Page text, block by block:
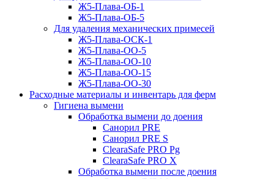
Ж5-Плава-ОБ-1
Ж5-Плава-ОБ-5
Для удаления механических примесей
Ж5-Плава-ОСК-1
Ж5-Плава-ОО-5
Ж5-Плава-ОО-10
Ж5-Плава-ОО-15
Ж5-Плава-ОО-30
Расходные материалы и инвентарь для ферм
Гигиена вымени
Обработка вымени до доения
Санорил PRE
Санорил PRE S
ClearaSafe PRO Pg
ClearaSafe PRO X
Обработка вымени после доения